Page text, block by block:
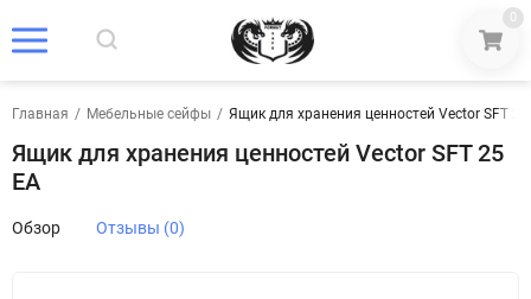
0
Главная / Мебельные сейфы / Ящик для хранения ценностей Vector SFT 25
Ящик для хранения ценностей Vector SFT 25
EA
Обзор Отзывы (0)